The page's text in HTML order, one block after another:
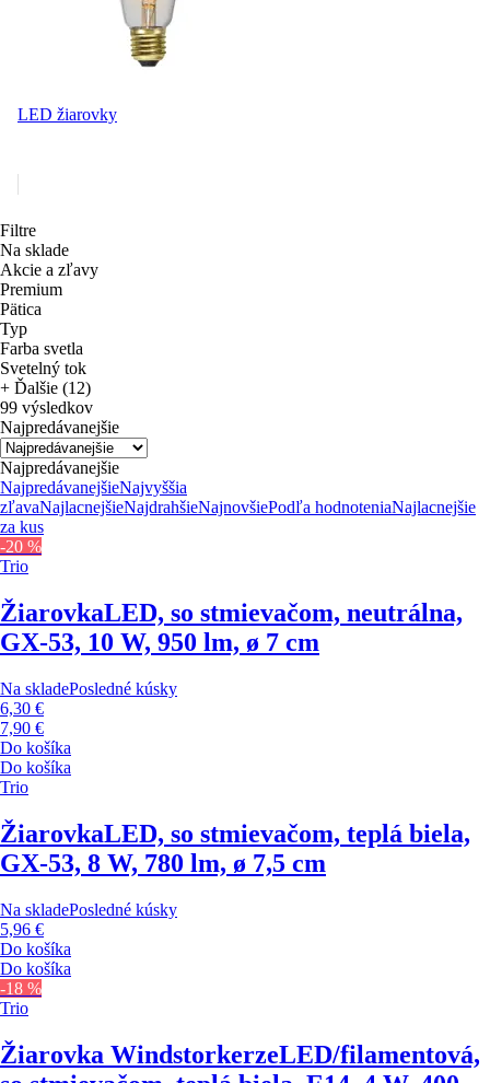
LED žiarovky
Filtre
Na sklade
Akcie a zľavy
Premium
Pätica
Typ
Farba svetla
Svetelný tok
+ Ďalšie (12)
99 výsledkov
Najpredávanejšie
Najpredávanejšie
NajpredávanejšieNajvyššia
zľavaNajlacnejšieNajdrahšieNajnovšiePodľa hodnoteniaNajlacnejšie
za kus
-20 %
Trio
ŽiarovkaLED, so stmievačom, neutrálna,
GX-53, 10 W, 950 lm, ø 7 cm
Na skladePosledné kúsky
6,30 €
7,90 €
Do košíka
Do košíka
Trio
ŽiarovkaLED, so stmievačom, teplá biela,
GX-53, 8 W, 780 lm, ø 7,5 cm
Na skladePosledné kúsky
5,96 €
Do košíka
Do košíka
-18 %
Trio
Žiarovka WindstorkerzeLED/filamentová,